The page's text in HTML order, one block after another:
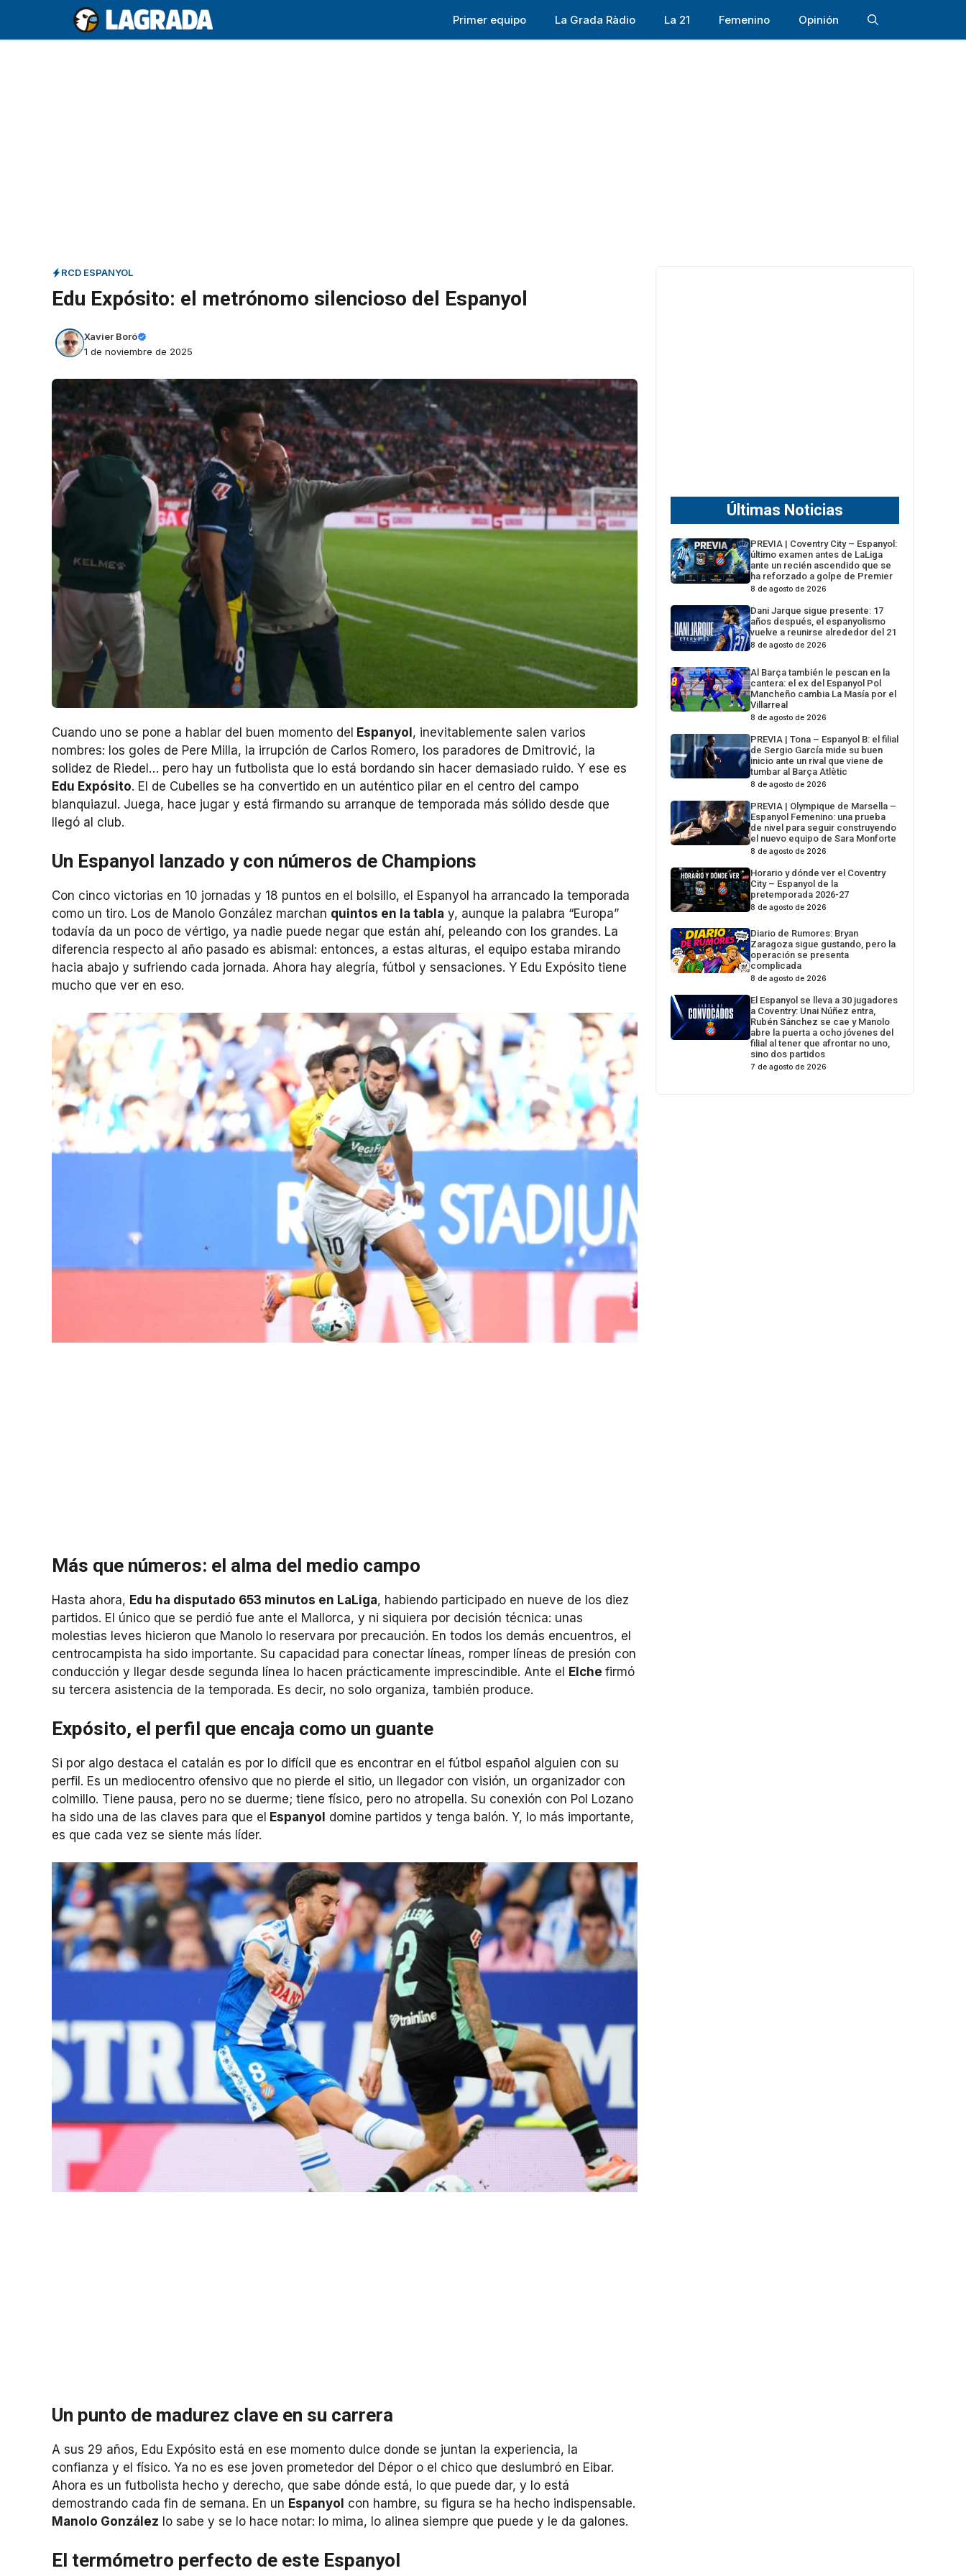
contenido
Primer equipo La Grada Ràdio La 21 Femenino Opinión
RCD ESPANYOL
Edu Expósito: el metrónomo silencioso del Espanyol
Xavier Boró
1 de noviembre de 2025
Cuando uno se pone a hablar del buen momento del Espanyol , inevitablemente salen varios
nombres: los goles de Pere Milla, la irrupción de Carlos Romero, los paradores de Dmitrović, la
solidez de Riedel… pero hay un futbolista que lo está bordando sin hacer demasiado ruido. Y ese es
Edu Expósito. El de Cubelles se ha convertido en un auténtico pilar en el centro del campo
blanquiazul. Juega, hace jugar y está firmando su arranque de temporada más sólido desde que
llegó al club.
Un Espanyol lanzado y con números de Champions
Con cinco victorias en 10 jornadas y 18 puntos en el bolsillo, el Espanyol ha arrancado la temporada
como un tiro. Los de Manolo González marchan quintos en la tabla y, aunque la palabra “Europa”
todavía da un poco de vértigo, ya nadie puede negar que están ahí, peleando con los grandes. La
diferencia respecto al año pasado es abismal: entonces, a estas alturas, el equipo estaba mirando
hacia abajo y sufriendo cada jornada. Ahora hay alegría, fútbol y sensaciones. Y Edu Expósito tiene
mucho que ver en eso.
Más que números: el alma del medio campo
Hasta ahora, Edu ha disputado 653 minutos en LaLiga, habiendo participado en nueve de los diez
partidos. El único que se perdió fue ante el Mallorca, y ni siquiera por decisión técnica: unas
molestias leves hicieron que Manolo lo reservara por precaución. En todos los demás encuentros, el
centrocampista ha sido importante. Su capacidad para conectar líneas, romper líneas de presión con
conducción y llegar desde segunda línea lo hacen prácticamente imprescindible. Ante el
Elche firmó
su tercera asistencia de la temporada. Es decir, no solo organiza, también produce.
Expósito, el perfil que encaja como un guante
Si por algo destaca el catalán es por lo difícil que es encontrar en el fútbol español alguien con su
perfil. Es un mediocentro ofensivo que no pierde el sitio, un llegador con visión, un organizador con
colmillo. Tiene pausa, pero no se duerme; tiene físico, pero no atropella. Su conexión con Pol Lozano
ha sido una de las claves para que el Espanyol domine partidos y tenga balón. Y, lo más importante,
es que cada vez se siente más líder.
Un punto de madurez clave en su carrera
A sus 29 años, Edu Expósito está en ese momento dulce donde se juntan la experiencia, la
confianza y el físico. Ya no es ese joven prometedor del Dépor o el chico que deslumbró en Eibar.
Ahora es un futbolista hecho y derecho, que sabe dónde está, lo que puede dar, y lo está
demostrando cada fin de semana. En un Espanyol con hambre, su figura se ha hecho indispensable.
Manolo González lo sabe y se lo hace notar: lo mima, lo alinea siempre que puede y le da galones.
El termómetro perfecto de este Espanyol
Últimas Noticias
PREVIA | Coventry City – Espanyol:
último examen antes de LaLiga
ante un recién ascendido que se
ha reforzado a golpe de Premier
8 de agosto de 2026
Dani Jarque sigue presente: 17
años después, el espanyolismo
vuelve a reunirse alrededor del 21
8 de agosto de 2026
Al Barça también le pescan en la
cantera: el ex del Espanyol Pol
Mancheño cambia La Masía por el
Villarreal
8 de agosto de 2026
PREVIA | Tona – Espanyol B: el filial
de Sergio García mide su buen
inicio ante un rival que viene de
tumbar al Barça Atlètic
8 de agosto de 2026
PREVIA | Olympique de Marsella –
Espanyol Femenino: una prueba
de nivel para seguir construyendo
el nuevo equipo de Sara Monforte
8 de agosto de 2026
Horario y dónde ver el Coventry
City – Espanyol de la
pretemporada 2026-27
8 de agosto de 2026
Diario de Rumores: Bryan
Zaragoza sigue gustando, pero la
operación se presenta
complicada
8 de agosto de 2026
El Espanyol se lleva a 30 jugadores
a Coventry: Unai Núñez entra,
Rubén Sánchez se cae y Manolo
abre la puerta a ocho jóvenes del
filial al tener que afrontar no uno,
sino dos partidos
7 de agosto de 2026